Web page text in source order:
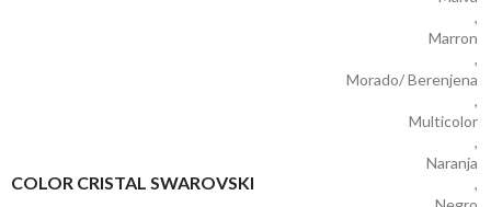
COLOR CRISTAL SWAROVSKI
,
Marron
,
Morado/ Berenjena
,
Multicolor
,
Naranja
,